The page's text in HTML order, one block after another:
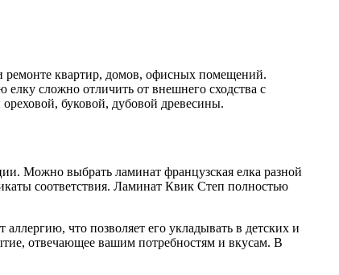
ремонте квартир, домов, офисных помещений.
сложно отличить от внешнего сходства с
буковой, дубовой древесины.
Можно выбрать ламинат французская елка разной
соответствия. Ламинат Квик Степ полностью
что позволяет его укладывать в детских и
отвечающее вашим потребностям и вкусам. В